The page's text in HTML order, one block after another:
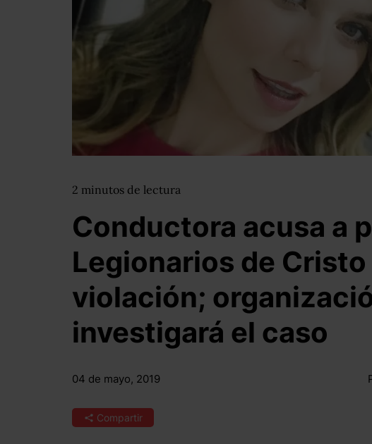
2 minutos de lectura
Conductora acusa a
Legionarios de Cristo
violación;
investigará el caso
04 de mayo, 2019
Compartir